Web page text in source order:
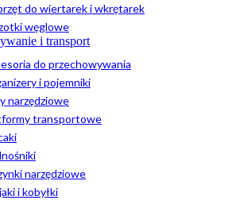
do wiertarek i wkrętarek
węglowe
i transport
do przechowywania
i pojemniki
narzędziowe
transportowe
narzędziowe
i kobyłki